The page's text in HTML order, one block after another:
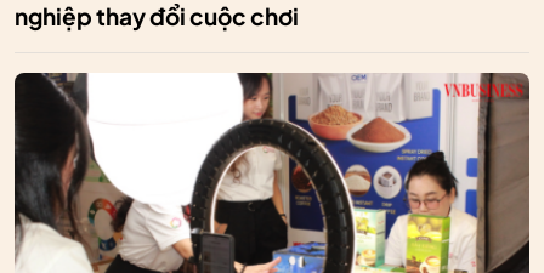
nghiệp thay đổi cuộc chơi